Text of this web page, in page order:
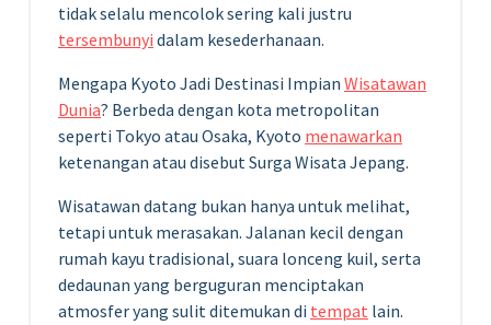
tidak selalu mencolok sering kali justru
tersembunyi dalam kesederhanaan.
Mengapa Kyoto Jadi Destinasi Impian Wisatawan
Dunia? Berbeda dengan kota metropolitan
seperti Tokyo atau Osaka, Kyoto menawarkan
ketenangan atau disebut Surga Wisata Jepang.
Wisatawan datang bukan hanya untuk melihat,
tetapi untuk merasakan. Jalanan kecil dengan
rumah kayu tradisional, suara lonceng kuil, serta
dedaunan yang berguguran menciptakan
atmosfer yang sulit ditemukan di tempat lain.